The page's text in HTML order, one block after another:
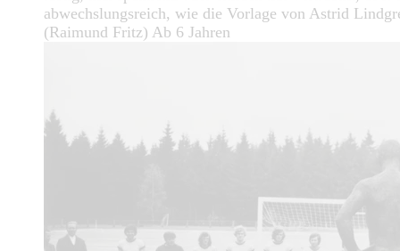
abwechslungsreich, wie die Vorlage von Astrid
(Raimund Fritz) Ab 6 Jahren